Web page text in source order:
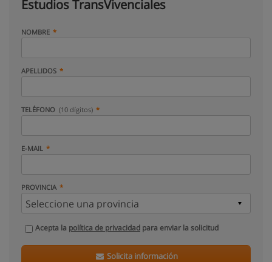
Estudios TransVivenciales
NOMBRE
APELLIDOS
TELÉFONO (10 dígitos)
E-MAIL
PROVINCIA
Acepta la política de privacidad para enviar la solicitud
Solicita información